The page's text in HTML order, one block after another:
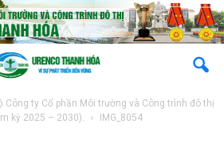
Công ty Cổ phần Môi trường và Công trình đô thị
kỳ 2025 – 2030).
IMG_8054